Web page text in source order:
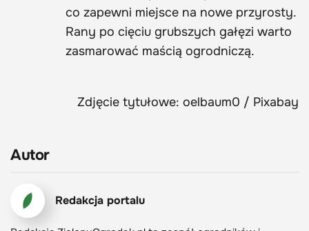
co zapewni miejsce na nowe przyrosty.
Rany po cięciu grubszych gałęzi warto
zasmarować maścią ogrodniczą.
Zdjęcie tytułowe: oelbaum0 / Pixabay
Autor
Redakcja portalu